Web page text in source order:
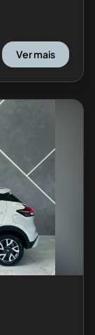
Ver mais